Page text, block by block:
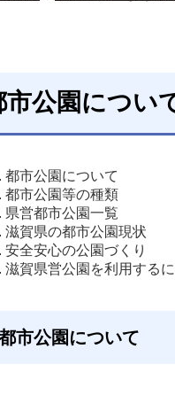
市公園につい
都市公園について
都市公園等の種類
県営都市公園一覧
滋賀県の都市公園現状
安全安心の公園づくり
滋賀県営公園を利用する
市公園について